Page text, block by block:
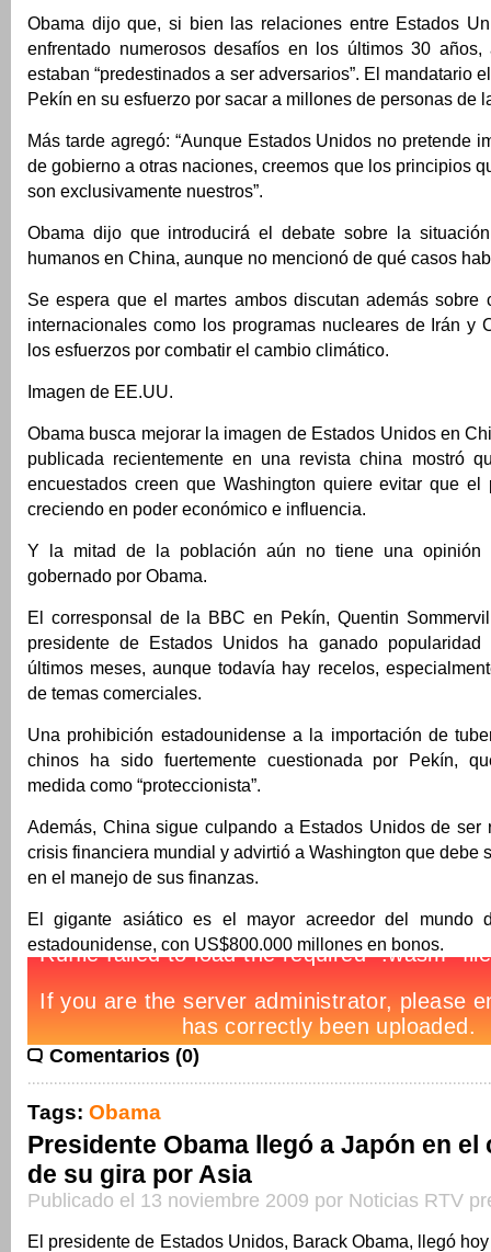
Obama dijo que, si bien las relaciones entre Estados
enfrentado numerosos desafíos en los últimos 30 años,
estaban “predestinados a ser adversarios”. El mandatario
Pekín en su esfuerzo por sacar a millones de personas de
Más tarde agregó: “Aunque Estados Unidos no pretende
de gobierno a otras naciones, creemos que los principios
son exclusivamente nuestros”.
Obama dijo que introducirá el debate sobre la
humanos en China, aunque no mencionó de qué casos
Se espera que el martes ambos discutan además sobre
internacionales como los programas nucleares de Irán y
los esfuerzos por combatir el cambio climático.
Imagen de EE.UU.
Obama busca mejorar la imagen de Estados Unidos en
publicada recientemente en una revista china mostró
encuestados creen que Washington quiere evitar que el
creciendo en poder económico e influencia.
Y la mitad de la población aún no tiene una opinión
gobernado por Obama.
El corresponsal de la BBC en Pekín, Quentin
presidente de Estados Unidos ha ganado
últimos meses, aunque todavía hay recelos,
de temas comerciales.
Una prohibición estadounidense a la importación de
chinos ha sido fuertemente cuestionada por Pekín,
medida como “proteccionista”.
Además, China sigue culpando a Estados Unidos de ser
crisis financiera mundial y advirtió a Washington que debe
en el manejo de sus finanzas.
El gigante asiático es el mayor acreedor del mundo
estadounidense, con US$800.000 millones en bonos.
Comentarios (0)
Tags: Obama
Presidente Obama llegó a Japón en el
de su gira por Asia
Publicado el 13 noviembre 2009 por Noticias RTV
El presidente de Estados Unidos, Barack Obama, llegó